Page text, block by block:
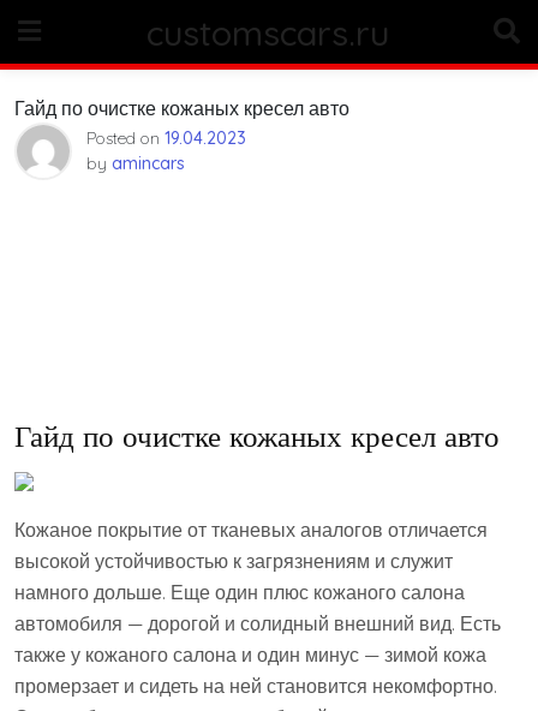
content
customscars.ru
Гайд по очистке кожаных кресел авто
Posted on 19.04.2023
by amincars
Гайд по очистке кожаных кресел авто
Кожаное покрытие от тканевых аналогов отличается
высокой устойчивостью к загрязнениям и служит
намного дольше. Еще один плюс кожаного салона
автомобиля — дорогой и солидный внешний вид. Есть
также у кожаного салона и один минус — зимой кожа
промерзает и сидеть на ней становится некомфортно.